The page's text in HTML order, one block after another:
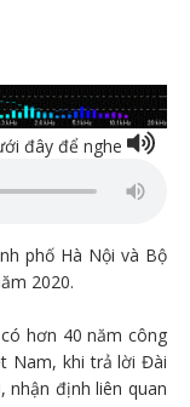
đây để nghe
phố Hà Nội và Bộ
2020.
hơn 40 năm công
Nam, khi trả lời Đài
nhận định liên quan